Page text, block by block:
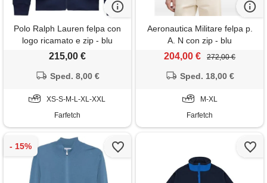
Polo Ralph Lauren felpa con
logo ricamato e zip - blu
215,00 €
Sped. 8,00 €
XS-S-M-L-XL-XXL
Farfetch
Aeronautica Militare felpa p.
A. N con zip - blu
204,00 € 272,00 €
Sped. 18,00 €
M-XL
Farfetch